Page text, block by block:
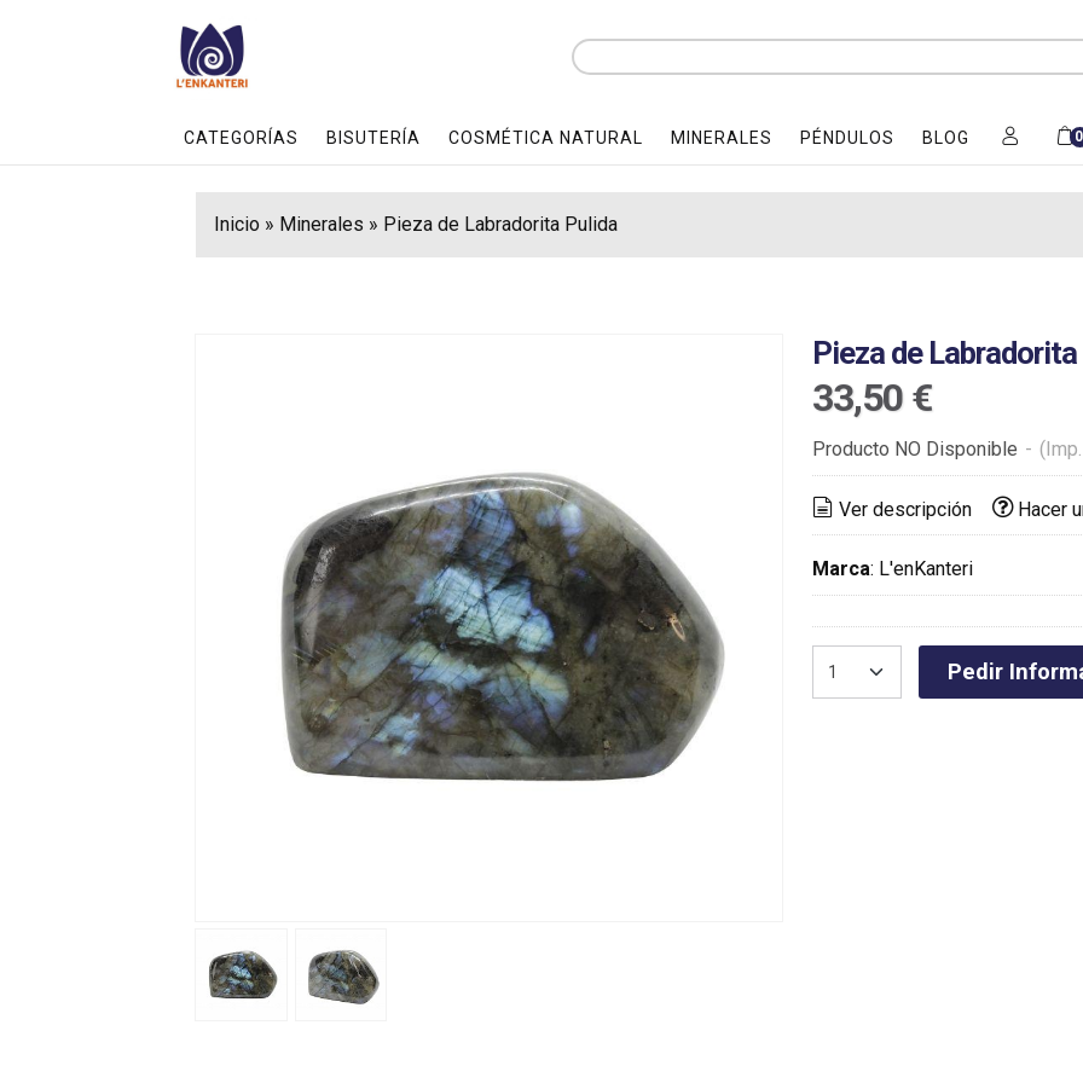
CATEGORÍAS BISUTERÍA COSMÉTICA NATURAL MINERALES PÉNDULOS BLOG 0
Inicio» Minerales » Pieza de Labradorita Pulida
Pieza de
33,50 €
Producto NO Disponible -
Ver descripción Hacer
Marca: L'enKanteri
Pedir